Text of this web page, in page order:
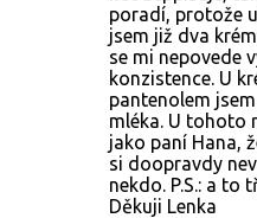
poradí, protože
jsem již dva
se mi nepovede
konzistence. U
pantenolem
mléka. U tohoto
jako paní Hana,
si doopravdy
nekdo. P.S.: a to
Děkuji Lenka